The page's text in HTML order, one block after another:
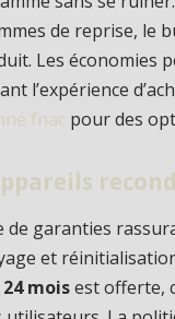
de reprise, le
Les économies
l’expérience
fnac pour des
de garanties
et
24 moisest offerte,